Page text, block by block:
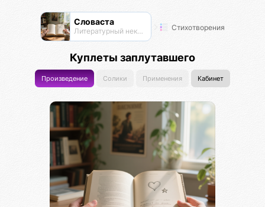
Словаста
Литературный нексус Стихотворения
Куплеты заплутавшего
Произведение Солики Применения Кабинет